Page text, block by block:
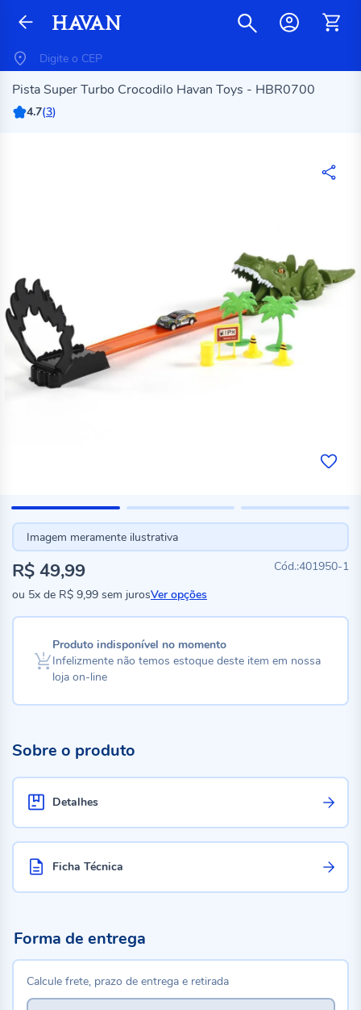
Pista Super Turbo Crocodilo Havan Toys - HBR0700
4.7(3)
Imagem meramente ilustrativa
401950-1
R$ 49,99
ou 5x de R$ 9,99 sem jurosVer opções
Produto indisponível no momento
Infelizmente não temos estoque deste item em nossa
loja on-line
Sobre o produto
Detalhes
Ficha Técnica
Forma de entrega
Calcule frete, prazo de entrega e retirada